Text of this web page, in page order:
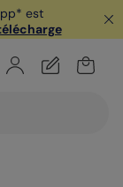
est
🐤